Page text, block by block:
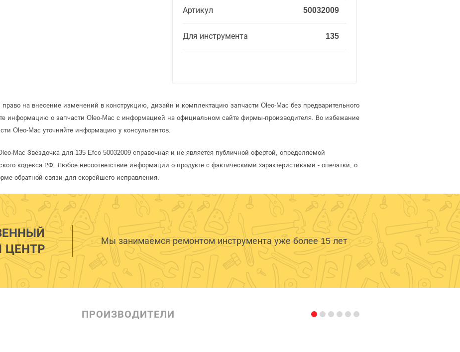
Артикул 50032009
Для инструмента 135
право на внесение изменений в конструкцию, дизайн и комплектацию запчасти Oleo-Mac без предварительного
информацию о запчасти Oleo-Mac с информацией на официальном сайте фирмы-производителя. Во избежание
Oleo-Mac уточняйте информацию у консультантов.
Mac Звездочка для 135 Efco 50032009 справочная и не является публичной офертой, определяемой
кодекса РФ. Любое несоответствие информации о продукте с фактическими характеристиками - опечатки, о
обратной связи для скорейшего исправления.
ЦЕНТР
Мы занимаемся ремонтом инструмента уже более 15 лет
ПРОИЗВОДИТЕЛИ